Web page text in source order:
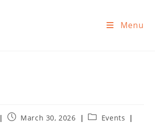
Menu
March 30, 2026
Events